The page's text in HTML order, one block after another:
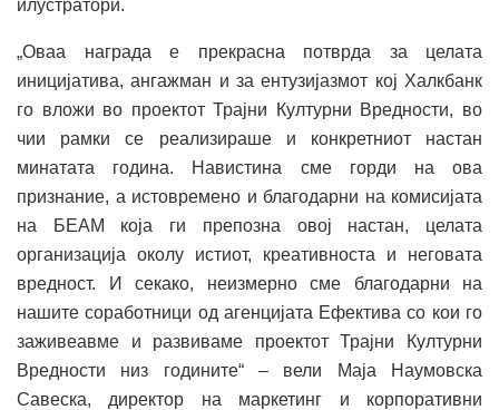
илустратори.
„Оваа награда е прекрасна потврда за целата
иницијатива, ангажман и за ентузијазмот кој Халкбанк
го вложи во проектот Трајни Културни Вредности, во
чии рамки се реализираше и конкретниот настан
минатата година. Навистина сме горди на ова
признание, а истовремено и благодарни на комисијата
на БЕАМ која ги препозна овој настан, целата
организација околу истиот, креативноста и неговата
вредност. И секако, неизмерно сме благодарни на
нашите соработници од агенцијата Ефектива со кои го
заживеавме и развиваме проектот Трајни Културни
Вредности низ годините“ – вели Маја Наумовска
Савеска, директор на маркетинг и корпоративни